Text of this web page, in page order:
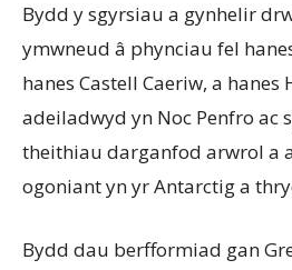
Bydd y sgyrsiau a gynhelir
ymwneud â phynciau fel
hanes Castell Caeriw, a hanes
adeiladwyd yn Noc Penfro ac
theithiau darganfod arwrol a
ogoniant yn yr Antarctig a
Bydd dau berfformiad gan